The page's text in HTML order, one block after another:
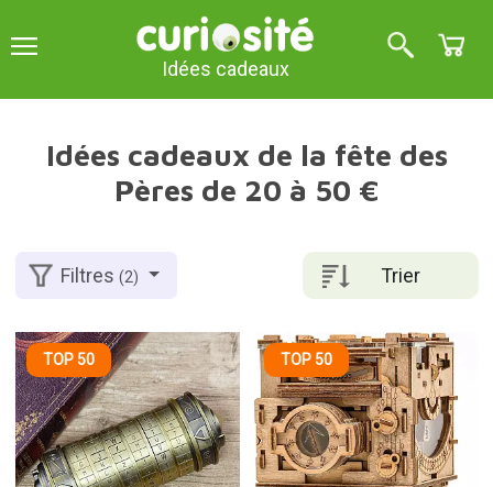
Idées cadeaux
Idées cadeaux de la fête des
Pères de 20 à 50 €
Trier
Filtres(2)
TOP 50 TOP 50